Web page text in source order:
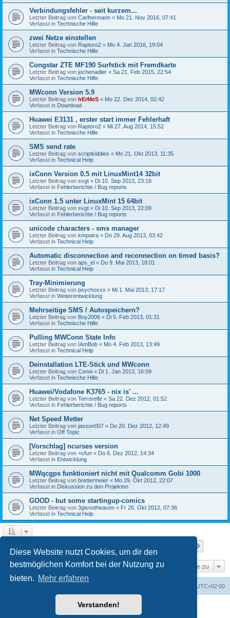
Diese Website nutzt Cookies, um dir den
bestmöglichen Komfort bei der Nutzung zu
bieten. Mehr erfahren
Verstanden!
Verbindungsfehler - seit kurzem...
Letzter Beitrag von Carlhermann « Mo 21. Nov 2016, 07:41
Verfasst in Technische Hilfe
zwei Netze einstellen
Letzter Beitrag von Raptoro2 « Mo 4. Jan 2016, 19:04
Verfasst in Technische Hilfe
Congstar ZTE MF190 Surfstick mit Fremdkarte
Letzter Beitrag von jochenadler « Sa 21. Feb 2015, 22:54
Verfasst in Technische Hilfe
MWconn Version 5.9
Letzter Beitrag von hErMeS « Mo 22. Dez 2014, 02:42
Verfasst in Download
Huawei E3131 , erster start immer Fehlerhaft
Letzter Beitrag von Raptoro2 « Mi 27. Aug 2014, 15:52
Verfasst in Technische Hilfe
SMS send rate
Letzter Beitrag von scriptkiddies « Mo 21. Okt 2013, 11:35
Verfasst in Technical Help
ixConn Version 0.5 mit LinuxMint14 32bit
Letzter Beitrag von svgt « Di 10. Sep 2013, 23:18
Verfasst in Fehlerberichte / Bug reports
ixConn 1.5 unter LinuxMint 15 64bit
Letzter Beitrag von svgt « Di 10. Sep 2013, 22:09
Verfasst in Fehlerberichte / Bug reports
unicode characters - sms manager
Letzter Beitrag von kmpatra « Do 29. Aug 2013, 03:42
Verfasst in Technical Help
Automatic disconnection and reconnection on timed basis?
Letzter Beitrag von aps_el « Do 9. Mai 2013, 18:01
Verfasst in Technical Help
Tray-Minimierung
Letzter Beitrag von psychoxxx « Mi 1. Mai 2013, 17:17
Verfasst in Weiterentwicklung
Mehrseitige SMS / Autospeichern?
Letzter Beitrag von Boy2006 « Di 5. Feb 2013, 01:31
Verfasst in Technische Hilfe
Pulling MWConn State Info
Letzter Beitrag von IAmBob « Mo 4. Feb 2013, 13:49
Verfasst in Technical Help
Deinstallation LTE-Stick und MWconn
Letzter Beitrag von Conni « Di 1. Jan 2013, 16:09
Verfasst in Technische Hilfe
Huawei/Vodafone K3765 - nix is' ...
Letzter Beitrag von Terrorelfe « Sa 22. Dez 2012, 01:52
Verfasst in Fehlerberichte / Bug reports
Net Speed Metter
Letzter Beitrag von jasson007 « Do 20. Dez 2012, 12:49
Verfasst in Off Topic
[Vorschlag] ncurses version
Letzter Beitrag von +cfun « Do 6. Dez 2012, 14:34
Verfasst in Entwicklung
MWqcgps funktioniert nicht mit Qualcomm Gobi 1000
Letzter Beitrag von brettermeier « Mo 29. Okt 2012, 22:07
Verfasst in Diskussion zu den Projekten
GOOD - but some startingup-comics
Letzter Beitrag von 3gisnotheaven « Fr 26. Okt 2012, 07:36
Verfasst in Technical Help
Gehe zu
UTC+02:00
Powered byphpBB® Forum Software © phpBB Limited
phpBB.de